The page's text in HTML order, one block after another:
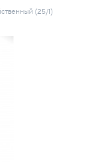
(25/1)